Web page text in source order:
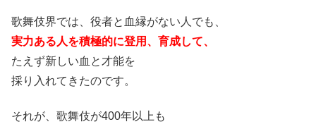
歌舞伎界では、役者と血縁がない人でも、
実力ある人を積極的に登用、育成して、
たえず新しい血と才能を
採り入れてきたのです。
それが、歌舞伎が400年以上も